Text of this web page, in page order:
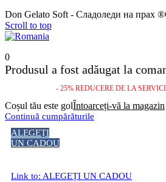
Don Gelato Soft - Сладоледи на прах
Scroll to top
0
Produsul a fost adăugat la
- 25% REDUCERE DE LA
Coșul tău este golÎntoarceți-vă la magazin
Continuă cumpărăturile
ALEGEȚI
UN CADOU
Link to: ALEGEȚI UN CADOU